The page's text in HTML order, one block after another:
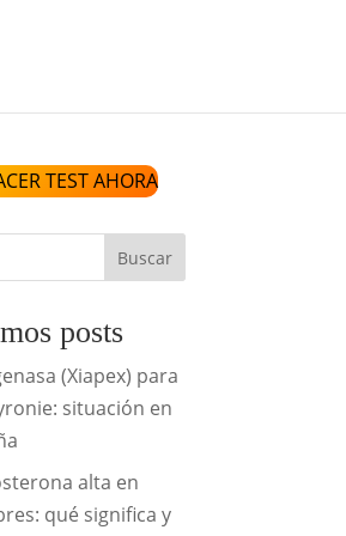
TEST AHORA
Buscar
posts
(Xiapex) para
situación en
alta en
qué significa y